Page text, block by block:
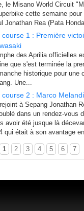
le Misano World Circuit
cette semaine
Jonathan Rea (Pata
course 1 : Première
des Aprilia officielles
que s'est terminée la
historique pour une
Une...
course 2 : Marco
à Sepang Jonathan
dans un rendez-vous
avoir été jusque là
qui était à son avantage
1 2 3 4 5 6 7